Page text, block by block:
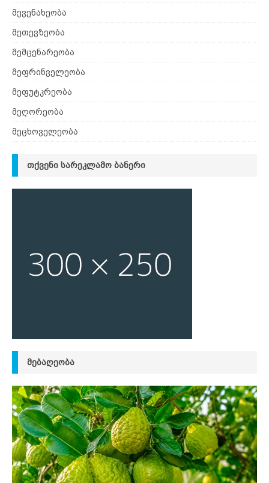
მევენახეობა
მეთევზეობა
მემცენარეობა
მეფრინველეობა
მეფუტკრეობა
მეღორეობა
მეცხოველეობა
ᲗᲥᲕᲔᲜᲘ ᲡᲐᲠᲔᲙᲚᲐᲛᲝ ᲑᲐᲜᲔᲠᲘ
ᲛᲔᲑᲐᲦᲔᲝᲑᲐ